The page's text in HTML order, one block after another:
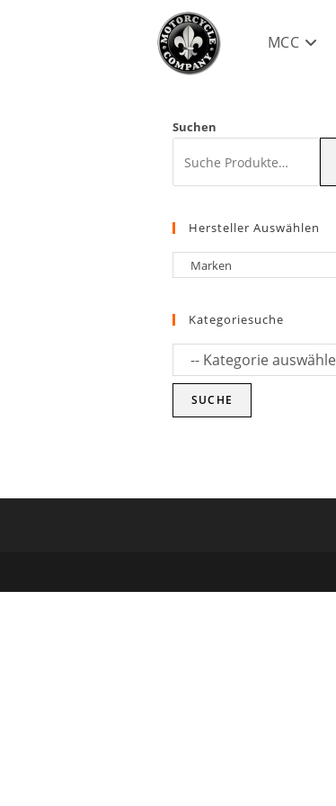
MCC
Suchen
Hersteller Auswählen
Kategoriesuche
SUCHE